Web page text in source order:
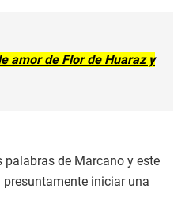
amor de Flor de Huaraz y
de Marcano y este
iniciar una